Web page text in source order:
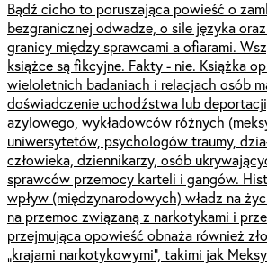
Bądź cicho to poruszająca powieść o
bezgranicznej odwadze, o sile języka
granicy między sprawcami a ofiarami.
książce są fikcyjne. Fakty - nie. Książka
wieloletnich badaniach i relacjach osób
doświadczenie uchodźstwa lub
azylowego, wykładowców różnych
uniwersytetów, psychologów traumy,
człowieka, dziennikarzy, osób
sprawców przemocy karteli i gangów.
wpływ (międzynarodowych) władz na
na przemoc związaną z narkotykami i
przejmująca opowieść obnaża również
„krajami narkotykowymi”, takimi jak